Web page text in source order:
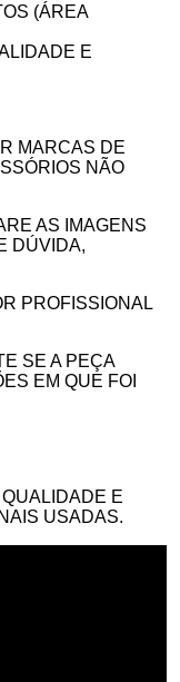
(ÁREA
E
MARCAS DE
NÃO
AS IMAGENS
DÚVIDA,
PROFISSIONAL
SE A PEÇA
EM QUE FOI
E
USADAS.